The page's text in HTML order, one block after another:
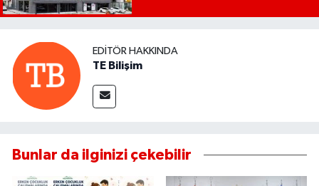
EDITÖR HAKKINDA
TE Bilişim
Bunlar da ilginizi çekebilir